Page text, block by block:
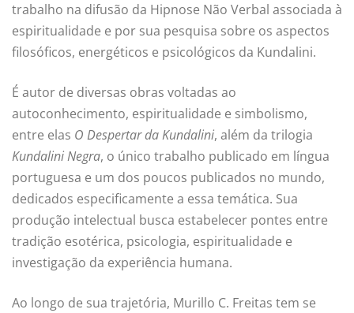
trabalho na difusão da Hipnose Não Verbal associada à
espiritualidade e por sua pesquisa sobre os aspectos
filosóficos, energéticos e psicológicos da Kundalini.
É autor de diversas obras voltadas ao
autoconhecimento, espiritualidade e simbolismo,
entre elas O Despertar da Kundalini, além da trilogia
Kundalini Negra, o único trabalho publicado em língua
portuguesa e um dos poucos publicados no mundo,
dedicados especificamente a essa temática. Sua
produção intelectual busca estabelecer pontes entre
tradição esotérica, psicologia, espiritualidade e
investigação da experiência humana.
Ao longo de sua trajetória, Murillo C. Freitas tem se